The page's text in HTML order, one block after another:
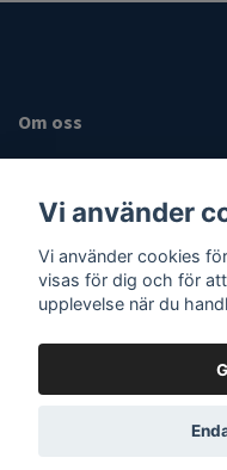
Om oss
Sociala medier
©
Vi använder
Vi använder cookies
visas för dig och för
upplevelse när du